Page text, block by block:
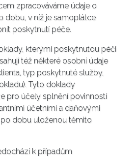
zpracováváme údaje o
dobu, v níž je samoplátce
poskytnutí péče.
kterými poskytnutou péči
též některé osobní údaje
typ poskytnuté služby,
Tyto doklady
pro účely splnění povinností
účetními a daňovými
dobu uloženou těmito
k případům